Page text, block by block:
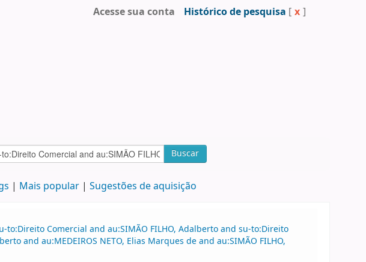
Acesse sua conta Histórico de pesquisa [ x ]
Buscar
Mais popular Sugestões de aquisição
to:Direito Comercial and au:SIMÃO FILHO, Adalberto and su-to:Direito
and au:MEDEIROS NETO, Elias Marques de and au:SIMÃO FILHO,